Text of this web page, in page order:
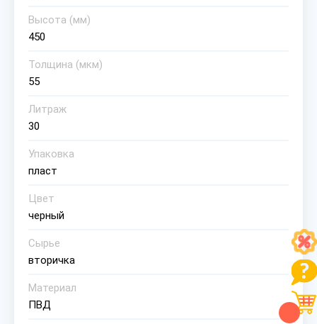
Высота (мм)
450
Толщина (мкм)
55
Литраж
30
Упаковка
пласт
Цвет
черный
Сырье
вторичка
Материал
ПВД